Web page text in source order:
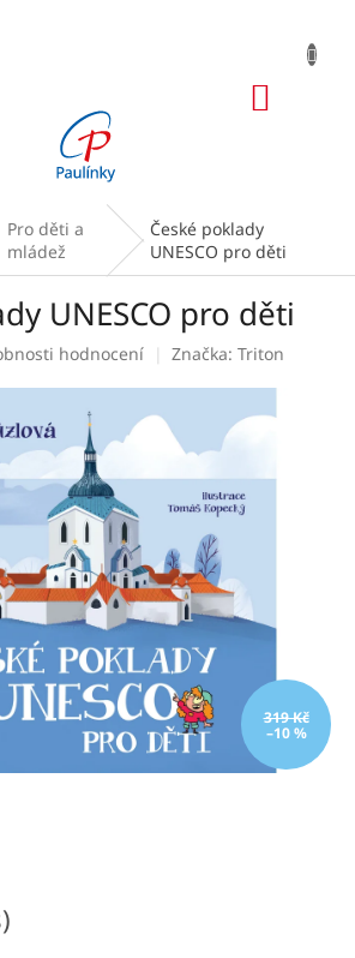
Pro děti a
mládež
České poklady
UNESCO pro děti
UNESCO pro děti
hodnocení Značka: Triton
319 Kč
–10 %